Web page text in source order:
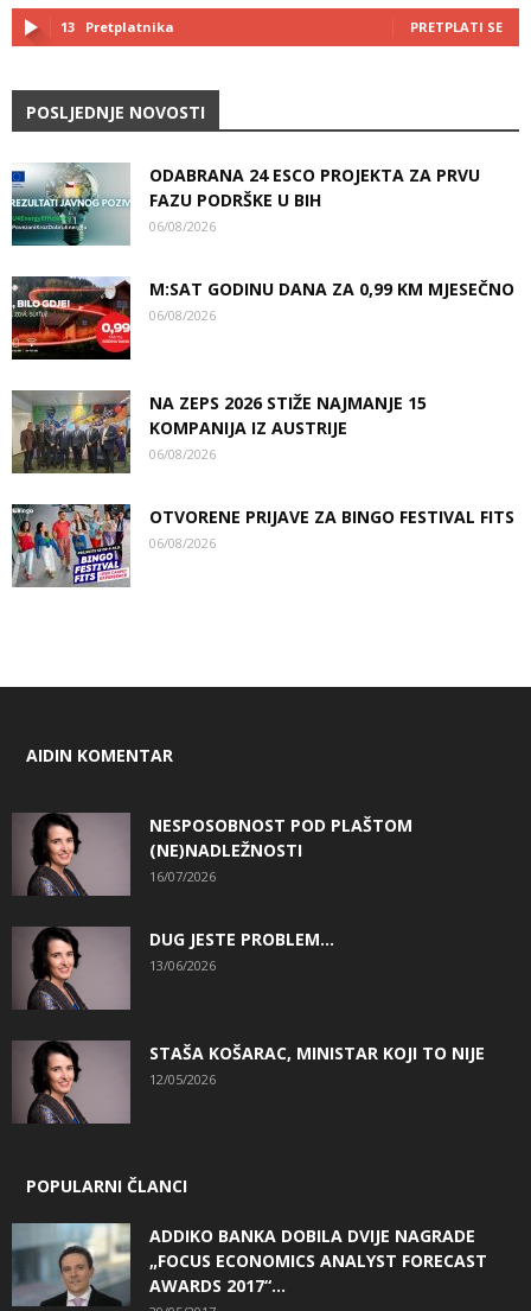
13 Pretplatnika PRETPLATI SE
POSLJEDNJE NOVOSTI
ODABRANA 24 ESCO PROJEKTA ZA PRVU
FAZU PODRŠKE U BIH
06/08/2026
M:SAT GODINU DANA ZA 0,99 KM MJESEČNO
06/08/2026
NA ZEPS 2026 STIŽE NAJMANJE 15
KOMPANIJA IZ AUSTRIJE
06/08/2026
OTVORENE PRIJAVE ZA BINGO FESTIVAL FITS
06/08/2026
AIDIN KOMENTAR
NESPOSOBNOST POD PLAŠTOM
(NE)NADLEŽNOSTI
16/07/2026
DUG JESTE PROBLEM…
13/06/2026
STAŠA KOŠARAC, MINISTAR KOJI TO NIJE
12/05/2026
POPULARNI ČLANCI
ADDIKO BANKA DOBILA DVIJE NAGRADE
„FOCUS ECONOMICS ANALYST FORECAST
AWARDS 2017“...